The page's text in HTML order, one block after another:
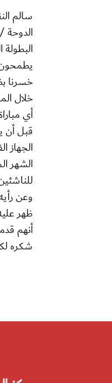
سالم
يطمحون
خسرنا
خلال
أي
قبل أن
الجهاز
الشهر
للناشئين عام 2013 والتي
وعن
ظهر
أنهم
شكره